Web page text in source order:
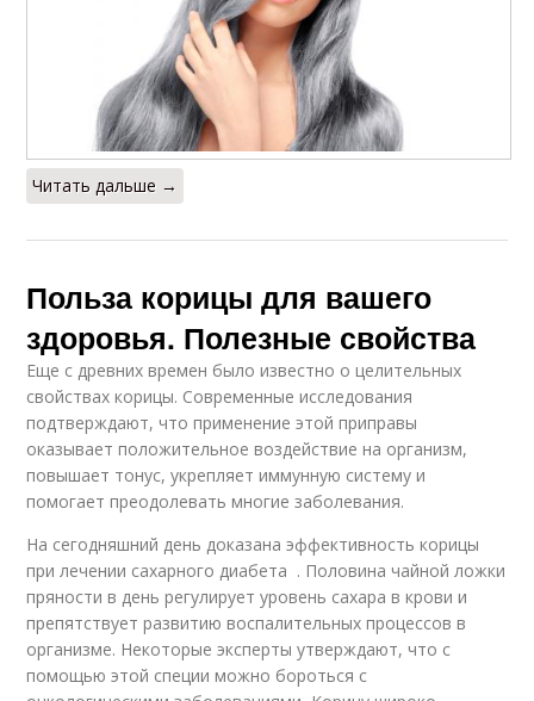
Читать дальше →
Польза корицы для вашего
здоровья. Полезные свойства
Еще с древних времен было известно о целительных
свойствах корицы. Современные исследования
подтверждают, что применение этой приправы
оказывает положительное воздействие на организм,
повышает тонус, укрепляет иммунную систему и
помогает преодолевать многие заболевания.
На сегодняшний день доказана эффективность корицы
при лечении сахарного диабета . Половина чайной ложки
пряности в день регулирует уровень сахара в крови и
препятствует развитию воспалительных процессов в
организме. Некоторые эксперты утверждают, что с
помощью этой специи можно бороться с